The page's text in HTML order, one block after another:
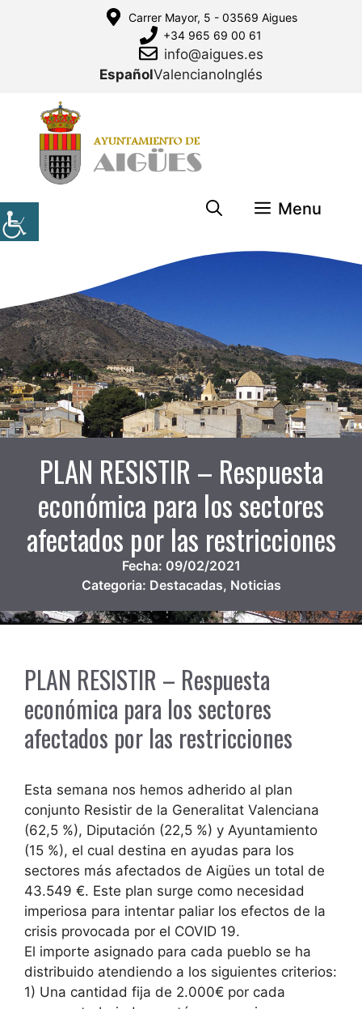
Carrer Mayor, 5 - 03569 Aigues
+34 965 69 00 61
info@aigues.es
EspañolValencianoInglés
Menu
PLAN RESISTIR – Respuesta
económica para los sectores
afectados por las restricciones
Fecha: 09/02/2021
Categoria: Destacadas, Noticias
PLAN RESISTIR – Respuesta
económica para los sectores
afectados por las restricciones
Esta semana nos hemos adherido al plan
conjunto Resistir de la Generalitat Valenciana
(62,5 %), Diputación (22,5 %) y Ayuntamiento
(15 %), el cual destina en ayudas para los
sectores más afectados de Aigües un total de
43.549 €. Este plan surge como necesidad
imperiosa para intentar paliar los efectos de la
crisis provocada por el COVID 19.
El importe asignado para cada pueblo se ha
distribuido atendiendo a los siguientes criterios:
1) Una cantidad fija de 2.000€ por cada